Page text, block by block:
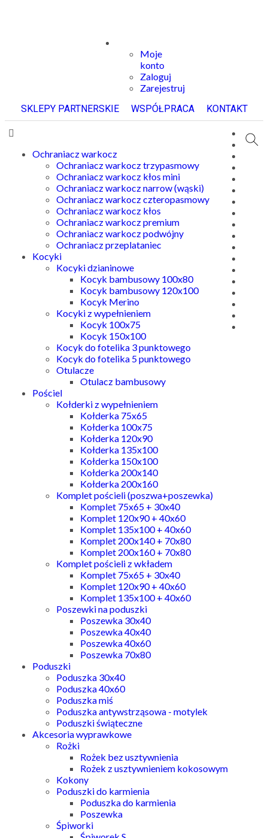
Moje
konto
Zaloguj
Zarejestruj
SKLEPY PARTNERSKIE
WSPÓŁPRACA KONTAKT
Ochraniacz warkocz
Ochraniacz warkocz trzypasmowy
Ochraniacz warkocz kłos mini
Ochraniacz warkocz narrow (wąski)
Ochraniacz warkocz czteropasmowy
Ochraniacz warkocz kłos
Ochraniacz warkocz premium
Ochraniacz warkocz podwójny
Ochraniacz przeplataniec
Kocyki
Kocyki dzianinowe
Kocyk bambusowy 100x80
Kocyk bambusowy 120x100
Kocyk Merino
Kocyki z wypełnieniem
Kocyk 100x75
Kocyk 150x100
Kocyk do fotelika 3 punktowego
Kocyk do fotelika 5 punktowego
Otulacze
Otulacz bambusowy
Pościel
Kołderki z wypełnieniem
Kołderka 75x65
Kołderka 100x75
Kołderka 120x90
Kołderka 135x100
Kołderka 150x100
Kołderka 200x140
Kołderka 200x160
Komplet pościeli (poszwa+poszewka)
Komplet 75x65 + 30x40
Komplet 120x90 + 40x60
Komplet 135x100 + 40x60
Komplet 200x140 + 70x80
Komplet 200x160 + 70x80
Komplet pościeli z wkładem
Komplet 75x65 + 30x40
Komplet 120x90 + 40x60
Komplet 135x100 + 40x60
Poszewki na poduszki
Poszewka 30x40
Poszewka 40x40
Poszewka 40x60
Poszewka 70x80
Poduszki
Poduszka 30x40
Poduszka 40x60
Poduszka miś
Poduszka antywstrząsowa - motylek
Poduszki świąteczne
Akcesoria wyprawkowe
Rożki
Rożek bez usztywnienia
Rożek z usztywnieniem kokosowym
Kokony
Poduszki do karmienia
Poduszka do karmienia
Poszewka
Śpiworki